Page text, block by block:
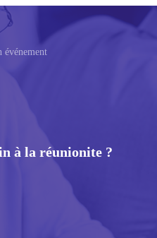
événement
à la réunionite ?